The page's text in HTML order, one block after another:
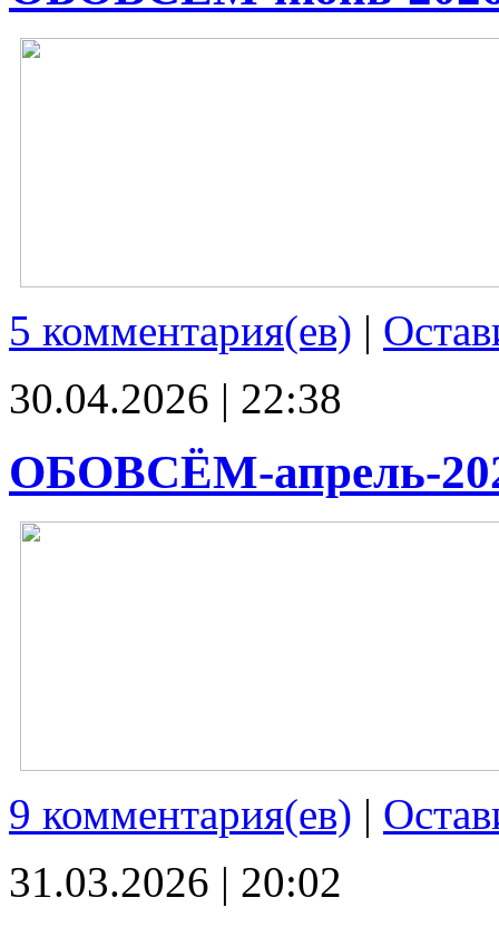
5 комментария(ев) |
30.04.2026 | 22:38
ОБОВСЁМ-апрель-
9 комментария(ев) |
31.03.2026 | 20:02